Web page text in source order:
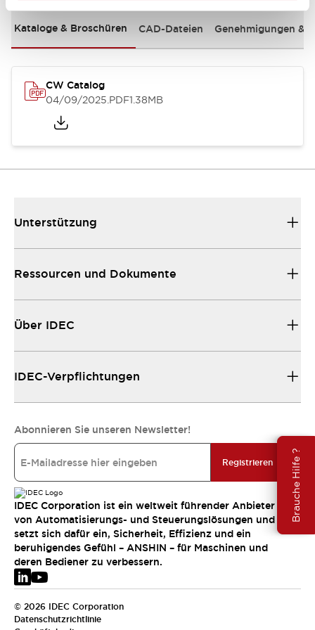
Brauche Hilfe ?
Kataloge & Broschüren CAD-Dateien Genehmigungen &
CW Catalog
04/09/2025.PDF1.38MB
Unterstützung
Ressourcen und Dokumente
Über IDEC
IDEC-Verpflichtungen
Abonnieren Sie unseren Newsletter!
Registrieren
IDEC Corporation ist ein weltweit führender Anbieter
von Automatisierungs- und Steuerungslösungen und
setzt sich dafür ein, Sicherheit, Effizienz und ein
beruhigendes Gefühl – ANSHIN – für Maschinen und
deren Bediener zu verbessern.
© 2026 IDEC Corporation
Datenschutzrichtlinie